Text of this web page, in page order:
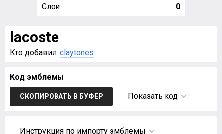
Слои 0
lacoste
Кто добавил: claytones
Код эмблемы
СКОПИРОВАТЬ В БУФЕР Показать код
Инструкция по импорту эмблемы